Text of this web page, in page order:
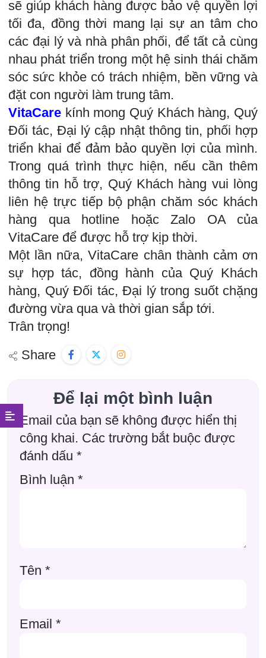
sẽ giúp khách hàng được bảo vệ quyền lợi
tối đa, đồng thời mang lại sự an tâm cho
các đại lý và nhà phân phối, để tất cả cùng
nhau phát triển trong một hệ sinh thái chăm
sóc sức khỏe có trách nhiệm, bền vững và
đặt con người làm trung tâm.
VitaCare kính mong Quý Khách hàng, Quý
Đối tác, Đại lý cập nhật thông tin, phối hợp
triển khai để đảm bảo quyền lợi của mình.
Trong quá trình thực hiện, nếu cần thêm
thông tin hỗ trợ, Quý Khách hàng vui lòng
liên hệ trực tiếp bộ phận chăm sóc khách
hàng qua hotline hoặc Zalo OA của
VitaCare để được hỗ trợ kịp thời.
Một lần nữa, VitaCare chân thành cảm ơn
sự hợp tác, đồng hành của Quý Khách
hàng, Quý Đối tác, Đại lý trong suốt chặng
đường vừa qua và thời gian sắp tới.
Trân trọng!
Share
Để lại một bình luận
Email của bạn sẽ không được hiển thị
công khai. Các trường bắt buộc được
đánh dấu *
Bình luận *
Tên *
Email *